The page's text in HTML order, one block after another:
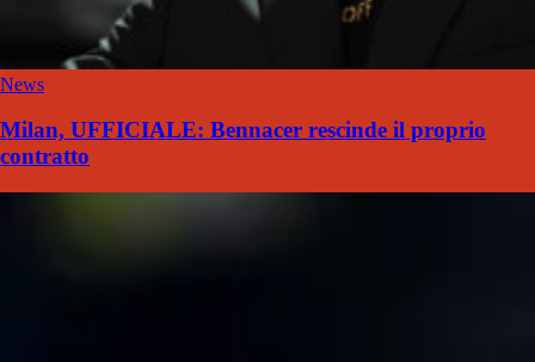
News
Milan, UFFICIALE: Bennacer rescinde il proprio
contratto